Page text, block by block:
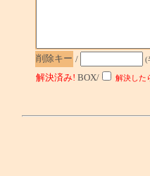
削除キー / (
解決済み! BOX/ 解決した